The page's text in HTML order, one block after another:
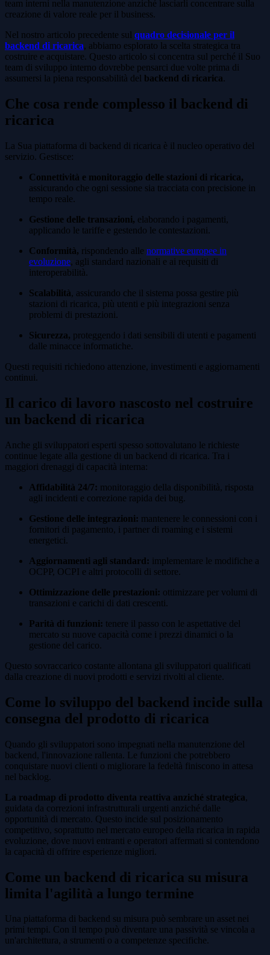
team interni nella manutenzione anziché lasciarli concentrare sulla
creazione di valore reale per il business.
Nel nostro articolo precedente sul quadro decisionale per il
backend di ricarica, abbiamo esplorato la scelta strategica tra
costruire e acquistare. Questo articolo si concentra sul perché il Suo
team di sviluppo interno dovrebbe pensarci due volte prima di
assumersi la piena responsabilità del backend di ricarica.
Che cosa rende complesso il backend di
ricarica
La Sua piattaforma di backend di ricarica è il nucleo operativo del
servizio. Gestisce:
Connettività e monitoraggio delle stazioni di ricarica,
assicurando che ogni sessione sia tracciata con precisione in
tempo reale.
Gestione delle transazioni, elaborando i pagamenti,
applicando le tariffe e gestendo le contestazioni.
Conformità, rispondendo alle normative europee in
evoluzione, agli standard nazionali e ai requisiti di
interoperabilità.
Scalabilità, assicurando che il sistema possa gestire più
stazioni di ricarica, più utenti e più integrazioni senza
problemi di prestazioni.
Sicurezza, proteggendo i dati sensibili di utenti e pagamenti
dalle minacce informatiche.
Questi requisiti richiedono attenzione, investimenti e aggiornamenti
continui.
Il carico di lavoro nascosto nel costruire
un backend di ricarica
Anche gli sviluppatori esperti spesso sottovalutano le richieste
continue legate alla gestione di un backend di ricarica. Tra i
maggiori drenaggi di capacità interna:
Affidabilità 24/7: monitoraggio della disponibilità, risposta
agli incidenti e correzione rapida dei bug.
Gestione delle integrazioni: mantenere le connessioni con i
fornitori di pagamento, i partner di roaming e i sistemi
energetici.
Aggiornamenti agli standard: implementare le modifiche a
OCPP, OCPI e altri protocolli di settore.
Ottimizzazione delle prestazioni: ottimizzare per volumi di
transazioni e carichi di dati crescenti.
Parità di funzioni: tenere il passo con le aspettative del
mercato su nuove capacità come i prezzi dinamici o la
gestione del carico.
Questo sovraccarico costante allontana gli sviluppatori qualificati
dalla creazione di nuovi prodotti e servizi rivolti al cliente.
Come lo sviluppo del backend incide sulla
consegna del prodotto di ricarica
Quando gli sviluppatori sono impegnati nella manutenzione del
backend, l'innovazione rallenta. Le funzioni che potrebbero
conquistare nuovi clienti o migliorare la fedeltà finiscono in attesa
nel backlog.
La roadmap di prodotto diventa reattiva anziché strategica,
guidata da correzioni infrastrutturali urgenti anziché dalle
opportunità di mercato. Questo incide sul posizionamento
competitivo, soprattutto nel mercato europeo della ricarica in rapida
evoluzione, dove nuovi entranti e operatori affermati si contendono
la capacità di offrire esperienze migliori.
Come un backend di ricarica su misura
limita l'agilità a lungo termine
Una piattaforma di backend su misura può sembrare un asset nei
primi tempi. Con il tempo può diventare una passività se vincola a
un'architettura, a strumenti o a competenze specifiche.